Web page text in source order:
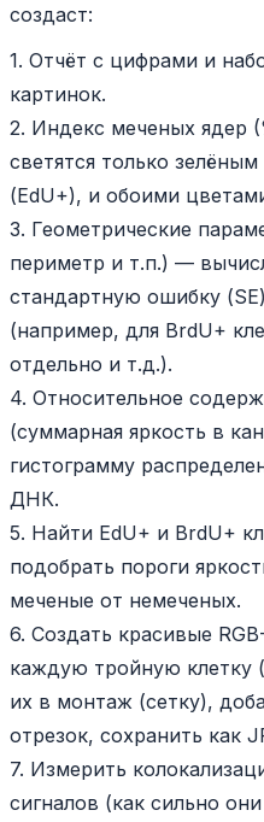
создаст:
1. Отчёт с цифрами и
картинок.
2. Индекс меченых ядер
светятся только
(EdU+), и обоими
3. Геометрические
периметр и т.п.) —
стандартную ошибку
(например, для BrdU+
отдельно и т.д.).
4. Относительное
(суммарная яркость в
гистограмму
ДНК.
5. Найти EdU+ и BrdU+
подобрать пороги
меченые от немеченых.
6. Создать красивые
каждую тройную клетку
их в монтаж (сетку),
отрезок, сохранить как
7. Измерить
сигналов (как сильно